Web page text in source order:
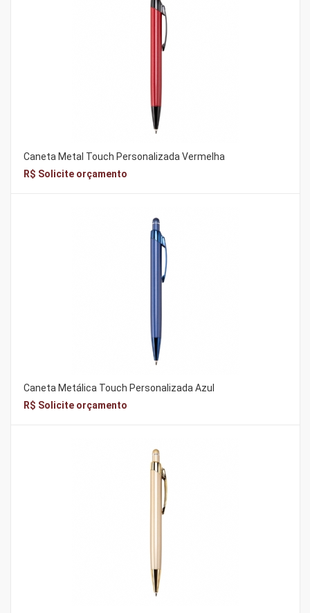
Caneta Metal Touch Personalizada Vermelha
R$ Solicite orçamento
Caneta Metálica Touch Personalizada Azul
R$ Solicite orçamento